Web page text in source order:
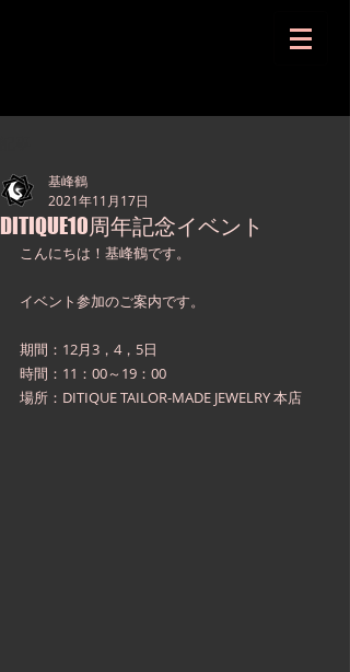
DITIQUE10周年記念イベント
基峰鶴
2021年11月17日
こんにちは！基峰鶴です。
イベント参加のご案内です。
期間：12月3，4，5日
時間：11：00～19：00
場所：DITIQUE TAILOR-MADE JEWELRY 本店